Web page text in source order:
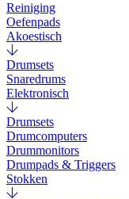
Reiniging
Oefenpads
Akoestisch
Drumsets
Snaredrums
Elektronisch
Drumsets
Drumcomputers
Drummonitors
Drumpads & Triggers
Stokken